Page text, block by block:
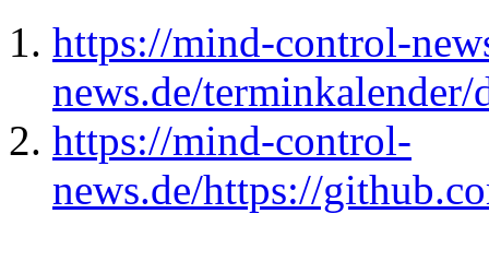
https://mind-control-
news.de/
https://mind-control-
news.de/https://